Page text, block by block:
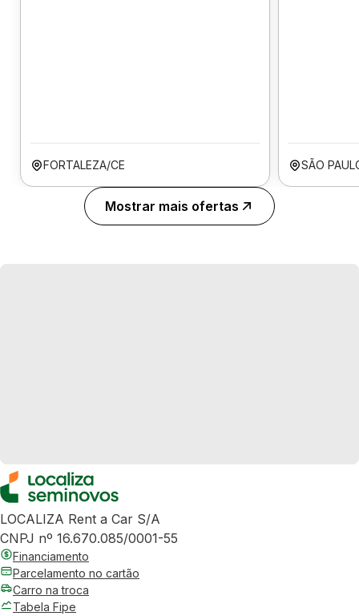
FORTALEZA/CE SÃO
Mostrar mais ofertas
LOCALIZA Rent a Car S/A
CNPJ nº 16.670.085/0001-55
Financiamento
Parcelamento no cartão
Carro na troca
Tabela Fipe